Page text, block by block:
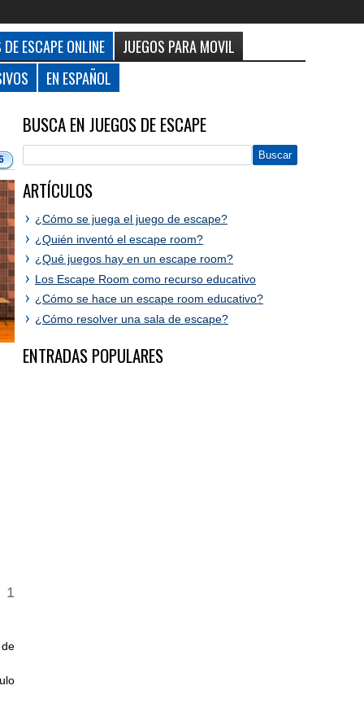
DE ESCAPE ONLINE
JUEGOS PARA MOVIL
EN ESPAÑOL
BUSCA EN JUEGOS DE ESCAPE
ARTÍCULOS
¿Cómo se juega el juego de escape?
¿Quién inventó el escape room?
¿Qué juegos hay en un escape room?
Los Escape Room como recurso educativo
¿Cómo se hace un escape room educativo?
¿Cómo resolver una sala de escape?
ENTRADAS POPULARES